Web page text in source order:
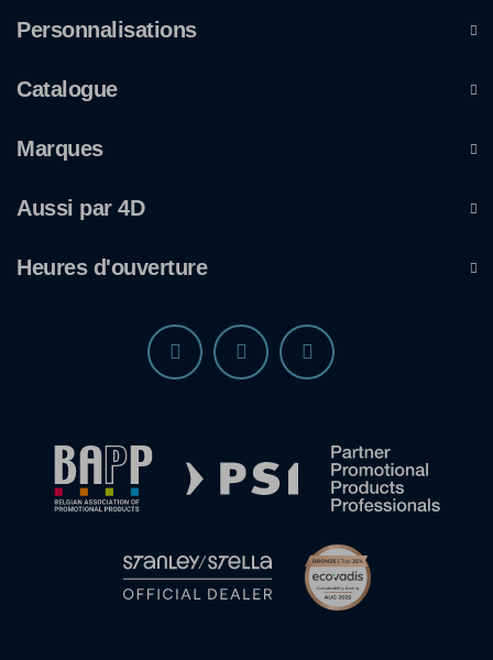
Personnalisations
Catalogue
Marques
Aussi par 4D
Heures d'ouverture